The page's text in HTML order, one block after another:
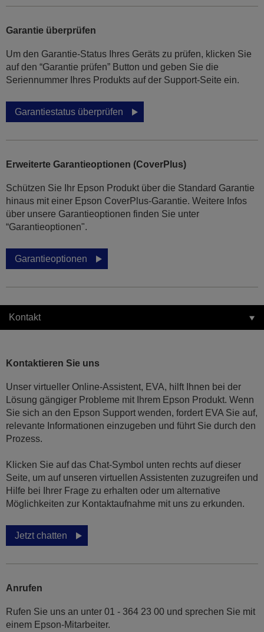
Garantie überprüfen
Um den Garantie-Status Ihres Geräts zu prüfen, klicken Sie
auf den “Garantie prüfen” Button und geben Sie die
Seriennummer Ihres Produkts auf der Support-Seite ein.
Garantiestatus überprüfen
Erweiterte Garantieoptionen (CoverPlus)
Schützen Sie Ihr Epson Produkt über die Standard Garantie
hinaus mit einer Epson CoverPlus-Garantie. Weitere Infos
über unsere Garantieoptionen finden Sie unter
“Garantieoptionen".
Garantieoptionen
Kontakt
Kontaktieren Sie uns
Unser virtueller Online-Assistent, EVA, hilft Ihnen bei der
Lösung gängiger Probleme mit Ihrem Epson Produkt. Wenn
Sie sich an den Epson Support wenden, fordert EVA Sie auf,
relevante Informationen einzugeben und führt Sie durch den
Prozess.
Klicken Sie auf das Chat-Symbol unten rechts auf dieser
Seite, um auf unseren virtuellen Assistenten zuzugreifen und
Hilfe bei Ihrer Frage zu erhalten oder um alternative
Möglichkeiten zur Kontaktaufnahme mit uns zu erkunden.
Jetzt chatten
Anrufen
Rufen Sie uns an unter 01 - 364 23 00 und sprechen Sie mit
einem Epson-Mitarbeiter.